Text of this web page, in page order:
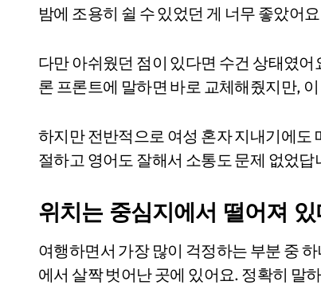
밤에 조용히 쉴 수 있었던 게 너무 좋았어
다만 아쉬웠던 점이 있다면 수건 상태였
론 프론트에 말하면 바로 교체해줬지만,
하지만 전반적으로 여성 혼자 지내기에도
절하고 영어도 잘해서 소통도 문제 없었답
위치는 중심지에서 떨어져 있
여행하면서 가장 많이 걱정하는 부분 중
에서 살짝 벗어난 곳에 있어요. 정확히 말